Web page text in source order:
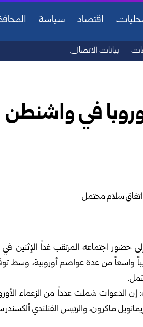
اقتصاد سياسة
بيانات الاتصال
في واشنطن
حضور اجتماعه المرتقب غداً الإثنين في
واسعاً من عدة عواصم أوروبية، وسط
الدعوات شملت عدداً من الزعماء
ماكرون، والرئيس الفنلندي ألكسندر